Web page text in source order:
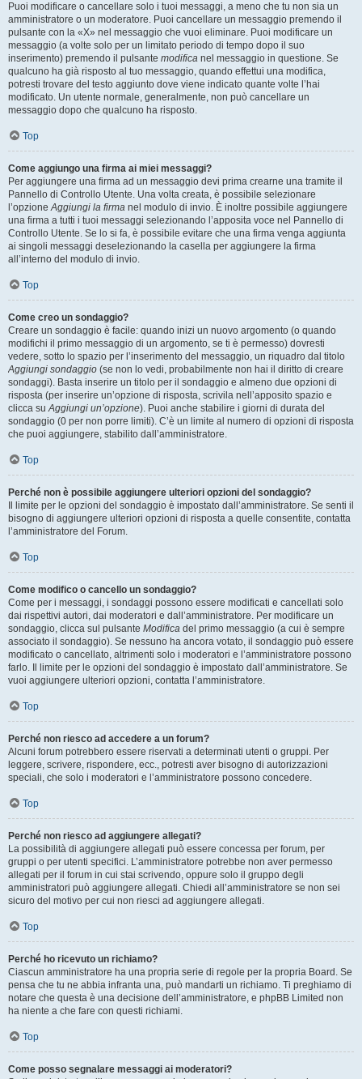
Puoi modificare o cancellare solo i tuoi messaggi, a meno che tu non sia un
amministratore o un moderatore. Puoi cancellare un messaggio premendo il
pulsante con la «X» nel messaggio che vuoi eliminare. Puoi modificare un
messaggio (a volte solo per un limitato periodo di tempo dopo il suo
inserimento) premendo il pulsante modifica nel messaggio in questione. Se
qualcuno ha già risposto al tuo messaggio, quando effettui una modifica,
potresti trovare del testo aggiunto dove viene indicato quante volte l’hai
modificato. Un utente normale, generalmente, non può cancellare un
messaggio dopo che qualcuno ha risposto.
Top
Come aggiungo una firma ai miei messaggi?
Per aggiungere una firma ad un messaggio devi prima crearne una tramite il
Pannello di Controllo Utente. Una volta creata, è possibile selezionare
l’opzioneAggiungi la firma nel modulo di invio. È inoltre possibile aggiungere
una firma a tutti i tuoi messaggi selezionando l’apposita voce nel Pannello di
Controllo Utente. Se lo si fa, è possibile evitare che una firma venga aggiunta
ai singoli messaggi deselezionando la casella per aggiungere la firma
all’interno del modulo di invio.
Top
Come creo un sondaggio?
Creare un sondaggio è facile: quando inizi un nuovo argomento (o quando
modifichi il primo messaggio di un argomento, se ti è permesso) dovresti
vedere, sotto lo spazio per l’inserimento del messaggio, un riquadro dal titolo
Aggiungi sondaggio (se non lo vedi, probabilmente non hai il diritto di creare
sondaggi). Basta inserire un titolo per il sondaggio e almeno due opzioni di
risposta (per inserire un’opzione di risposta, scrivila nell’apposito spazio e
clicca suAggiungi un’opzione). Puoi anche stabilire i giorni di durata del
sondaggio (0 per non porre limiti). C’è un limite al numero di opzioni di risposta
che puoi aggiungere, stabilito dall’amministratore.
Top
Perché non è possibile aggiungere ulteriori opzioni del sondaggio?
Il limite per le opzioni del sondaggio è impostato dall’amministratore. Se senti il
bisogno di aggiungere ulteriori opzioni di risposta a quelle consentite, contatta
l’amministratore del Forum.
Top
Come modifico o cancello un sondaggio?
Come per i messaggi, i sondaggi possono essere modificati e cancellati solo
dai rispettivi autori, dai moderatori e dall’amministratore. Per modificare un
sondaggio, clicca sul pulsante Modifica del primo messaggio (a cui è sempre
associato il sondaggio). Se nessuno ha ancora votato, il sondaggio può essere
modificato o cancellato, altrimenti solo i moderatori e l’amministratore possono
farlo. Il limite per le opzioni del sondaggio è impostato dall’amministratore. Se
vuoi aggiungere ulteriori opzioni, contatta l’amministratore.
Top
Perché non riesco ad accedere a un forum?
Alcuni forum potrebbero essere riservati a determinati utenti o gruppi. Per
leggere, scrivere, rispondere, ecc., potresti aver bisogno di autorizzazioni
speciali, che solo i moderatori e l’amministratore possono concedere.
Top
Perché non riesco ad aggiungere allegati?
La possibilità di aggiungere allegati può essere concessa per forum, per
gruppi o per utenti specifici. L’amministratore potrebbe non aver permesso
allegati per il forum in cui stai scrivendo, oppure solo il gruppo degli
amministratori può aggiungere allegati. Chiedi all’amministratore se non sei
sicuro del motivo per cui non riesci ad aggiungere allegati.
Top
Perché ho ricevuto un richiamo?
Ciascun amministratore ha una propria serie di regole per la propria Board. Se
pensa che tu ne abbia infranta una, può mandarti un richiamo. Ti preghiamo di
notare che questa è una decisione dell’amministratore, e phpBB Limited non
ha niente a che fare con questi richiami.
Top
Come posso segnalare messaggi ai moderatori?